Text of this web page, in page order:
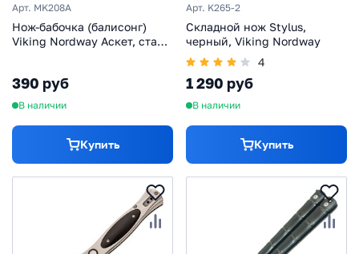
Арт. MK208A
Нож-бабочка (балисонг)
Viking Nordway Аскет, сталь
390 руб
В наличии
Купить
Арт. K265-2
Складной нож Stylus,
черный, Viking Nordway
4
1 290 руб
В наличии
Купить